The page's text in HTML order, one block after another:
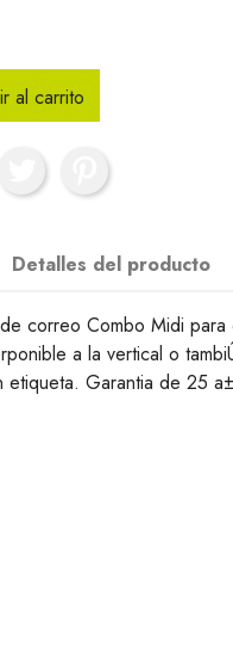
al carrito
Detalles del producto
correo Combo Midi
a la vertical o
etiqueta. Garantia de 25